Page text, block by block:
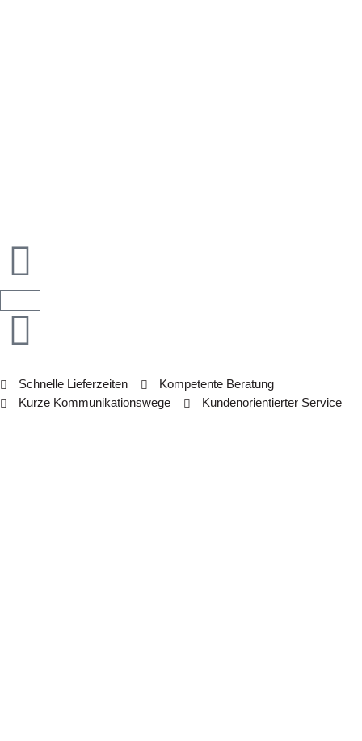
Schnelle Lieferzeiten
Kompetente Beratung
Kurze Kommunikationswege
Kundenorientierter Service